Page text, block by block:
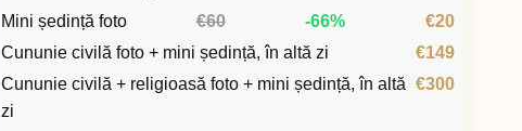
Mini ședință foto €60 -66%
€20
Cununie civilă foto + mini ședință, în altă zi
€149
Cununie civilă + religioasă foto + mini ședință, în altă
zi
€300